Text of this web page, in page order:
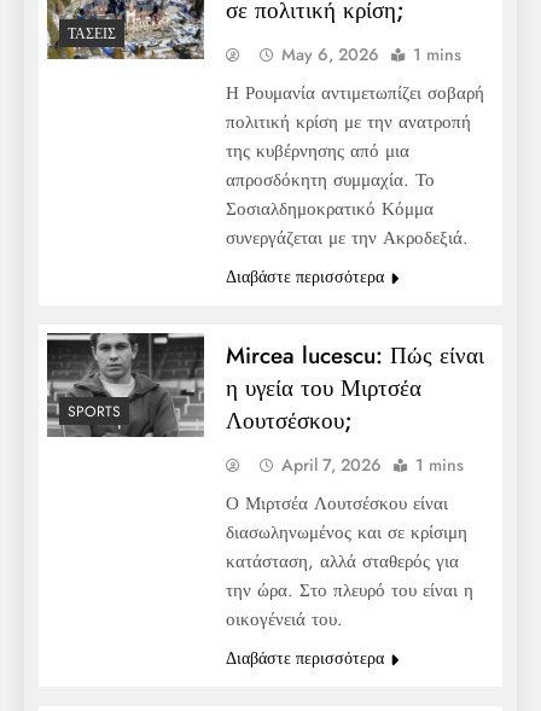
ΤΆΣΕΙΣ
σε πολιτική κρίση;
May 6, 2026 1 mins
Η Ρουμανία αντιμετωπίζει σοβαρή
πολιτική κρίση με την ανατροπή
της κυβέρνησης από μια
απροσδόκητη συμμαχία. Το
Σοσιαλδημοκρατικό Κόμμα
συνεργάζεται με την Ακροδεξιά.
Διαβάστε περισσότερα
SPORTS
Mircea lucescu: Πώς είναι
η υγεία του Μιρτσέα
Λουτσέσκου;
April 7, 2026 1 mins
Ο Μιρτσέα Λουτσέσκου είναι
διασωληνωμένος και σε κρίσιμη
κατάσταση, αλλά σταθερός για
την ώρα. Στο πλευρό του είναι η
οικογένειά του.
Διαβάστε περισσότερα